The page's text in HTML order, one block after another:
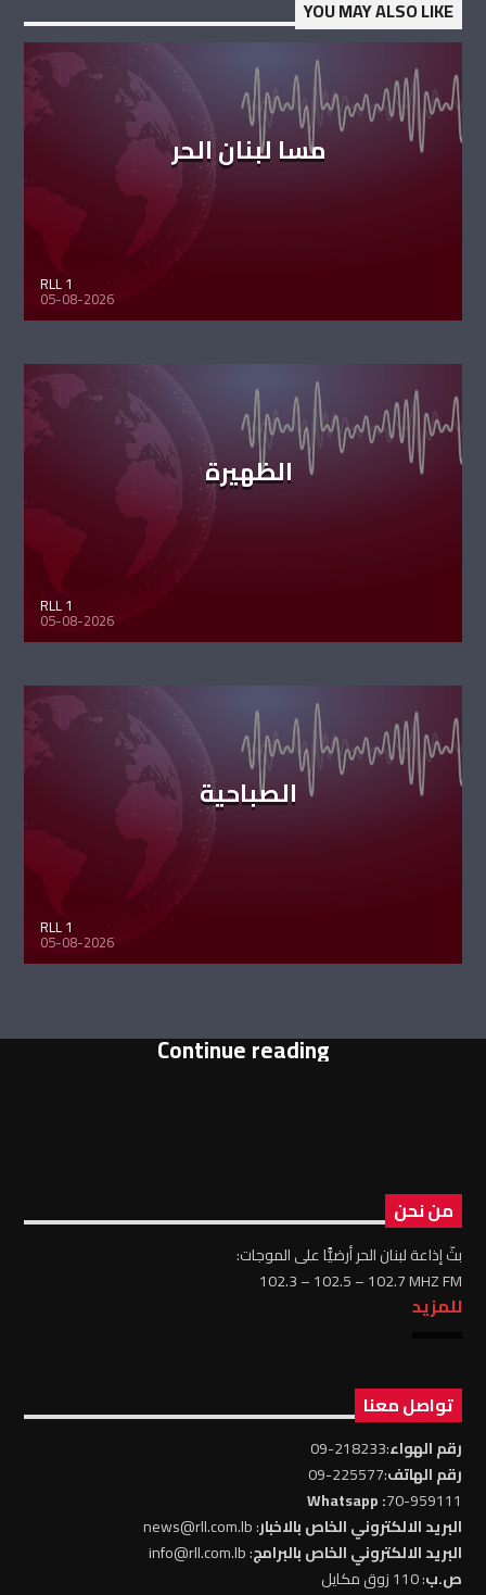
YOU MAY ALSO LIKE
مسا لبنان الحر
RLL 1
05-08-2026
الظهيرة
RLL 1
05-08-2026
الصباحية
RLL 1
05-08-2026
Continue reading
من نحن
بثّ إذاعة لبنان الحر أرضيًّا على الموجات:
102.3 – 102.5 – 102.7 MHZ FM
للمزيد
تواصل معنا
رقم الهواء:218233-09
رقم الهاتف:225577-09
70-959111
: Whatsapp
البريد الالكتروني الخاص بالاخبار: news@rll.com.lb
البريد الالكتروني الخاص بالبرامج: info@rll.com.lb
ص.ب: 110 زوق مكايل